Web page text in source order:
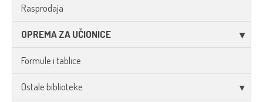
Rasprodaja
OPREMA ZA UČIONICE
Formule i tablice
Ostale biblioteke